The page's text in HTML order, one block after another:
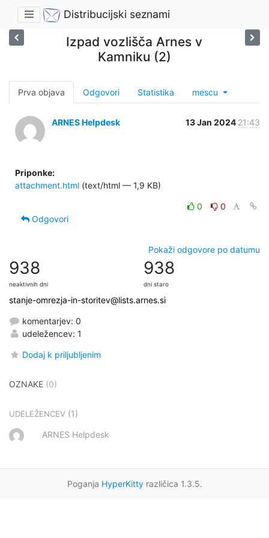
Distribucijski seznami
Izpad vozlišča Arnes v
Kamniku (2)
Prva objava Odgovori Statistika mescu
ARNES Helpdesk 13 Jan 2024 21:43
Priponke:
attachment.html (text/html — 1,9 KB)
0
0
Odgovori
Pokaži odgovore po datumu
938
neaktivnih dni
938
dni staro
stanje-omrezja-in-storitev@lists.arnes.si
komentarjev: 0
udeležencev: 1
Dodaj k priljubljenim
OZNAKE (0)
UDELEŽENCEV (1)
ARNES Helpdesk
Poganja HyperKittyrazličica 1.3.5.